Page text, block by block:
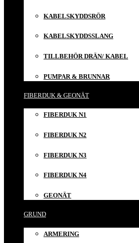
KABELSKYDDSRÖR
KABELSKYDDSSLANG
TILLBEHÖR DRÄN/ KABEL
PUMPAR & BRUNNAR
FIBERDUK & GEONÄT
FIBERDUK N1
FIBERDUK N2
FIBERDUK N3
FIBERDUK N4
GEONÄT
GRUND
ARMERING